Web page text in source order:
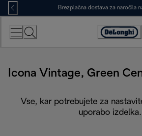
Skip
to
Content
Brezplačna dostava za naročila
Accessibility
Icona Vintage, Green
Vse, kar potrebujete za
uporabo izdelka.